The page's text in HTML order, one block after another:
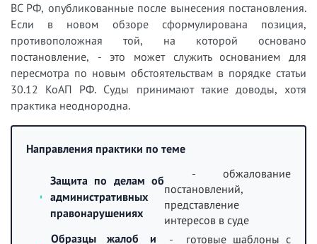
ВС РФ, опубликованные после вынесения постановления.
Если в новом обзоре сформулирована позиция,
противоположная той, на которой основано
постановление, - это может служить основанием для
пересмотра по новым обстоятельствам в порядке статьи
30.12 КоАП РФ. Суды принимают такие доводы, хотя
практика неоднородна.
Направления практики по теме
Защита по делам об
административных
правонарушениях
- обжалование
постановлений,
представление
интересов в суде
Образцы жалоб и - готовые шаблоны с